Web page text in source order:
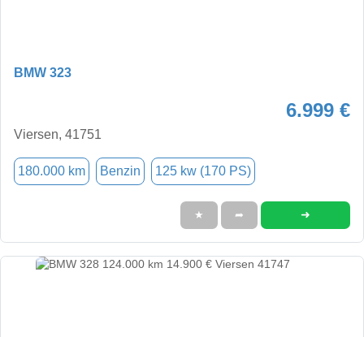
BMW 323
6.999 €
Viersen, 41751
180.000 km Benzin 125 kw (170 PS)
★ ➦ ➜